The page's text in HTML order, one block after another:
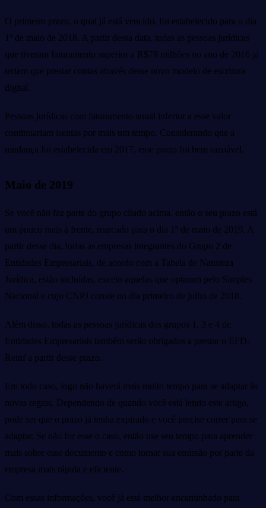
O primeiro prazo, o qual já está vencido, foi estabelecido para o dia
1º de maio de 2018. A partir dessa data, todas as pessoas jurídicas
que tiveram faturamento superior a R$78 milhões no ano de 2016 já
teriam que prestar contas através desse novo modelo de escritura
digital.
Pessoas jurídicas com faturamento anual inferior a esse valor
continuariam isentas por mais um tempo. Considerando que a
mudança foi estabelecida em 2017, esse prazo foi bem razoável.
Maio de 2019
Se você não faz parte do grupo citado acima, então o seu prazo está
um pouco mais à frente, marcado para o dia 1º de maio de 2019. A
partir desse dia, todas as empresas integrantes do Grupo 2 de
Entidades Empresariais, de acordo com a Tabela de Natureza
Jurídica, estão incluídas, exceto aquelas que optaram pelo Simples
Nacional e cujo CNPJ conste no dia primeiro de julho de 2018.
Além disso, todas as pessoas jurídicas dos grupos 1, 3 e 4 de
Entidades Empresariais também serão obrigados a prestar o EFD-
Reinf a partir desse prazo.
Em todo caso, logo não haverá mais muito tempo para se adaptar às
novas regras. Dependendo de quando você está lendo este artigo,
pode ser que o prazo já tenha expirado e você precise correr para se
adaptar. Se não for esse o caso, então use seu tempo para aprender
mais sobre esse documento e como tornar sua emissão por parte da
empresa mais rápida e eficiente.
Com essas informações, você já está melhor encaminhado para